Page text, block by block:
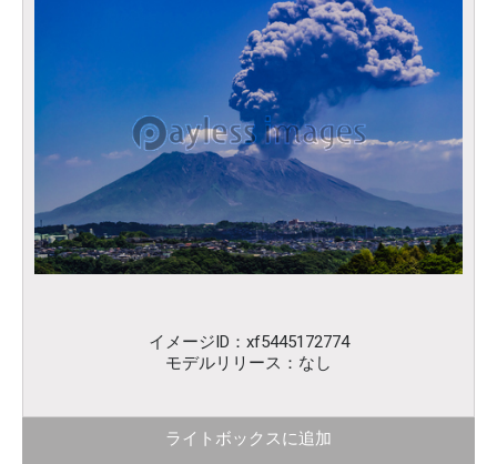
イメージID：xf5445172774
モデルリリース：なし
ライトボックスに追加